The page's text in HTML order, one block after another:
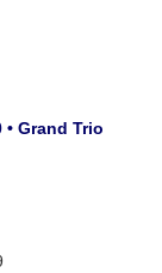
Grand Trio